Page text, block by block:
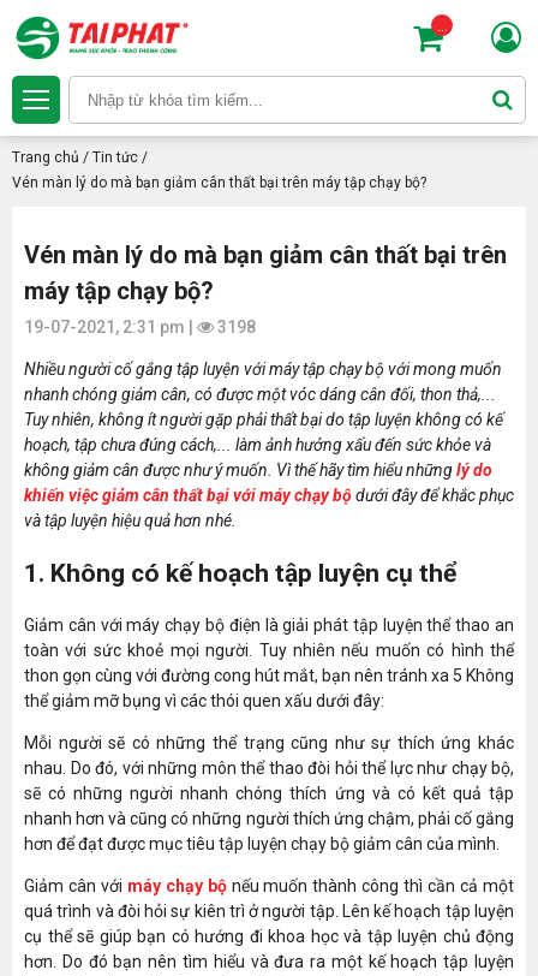
Trang chủ / Tin tức /
Vén màn lý do mà bạn giảm cân thất bại trên máy tập chạy bộ?
Vén màn lý do mà bạn giảm cân thất bại trên
máy tập chạy bộ?
19-07-2021, 2:31 pm | 3198
Nhiều người cố gắng tập luyện với máy tập chạy bộ với mong muốn
nhanh chóng giảm cân, có được một vóc dáng cân đối, thon thả,...
Tuy nhiên, không ít người gặp phải thất bại do tập luyện không có kế
hoạch, tập chưa đúng cách,... làm ảnh hưởng xấu đến sức khỏe và
không giảm cân được như ý muốn. Vì thế hãy tìm hiểu nhữnglý do
khiến việc giảm cân thất bại với máy chạy bộdưới đây để khắc phục
và tập luyện hiệu quả hơn nhé.
1. Không có kế hoạch tập luyện cụ thể
Giảm cân với máy chạy bộ điện là giải phát tập luyện thể thao an
toàn với sức khoẻ mọi người. Tuy nhiên nếu muốn có hình thể
thon gọn cùng với đường cong hút mắt, bạn nên tránh xa 5 Không
thể giảm mỡ bụng vì các thói quen xấu dưới đây:
Mỗi người sẽ có những thể trạng cũng như sự thích ứng khác
nhau. Do đó, với những môn thể thao đòi hỏi thể lực như chạy bộ,
sẽ có những người nhanh chóng thích ứng và có kết quả tập
nhanh hơn và cũng có những người thích ứng chậm, phải cố gắng
hơn để đạt được mục tiêu tập luyện chạy bộ giảm cân của mình.
Giảm cân với máy chạy bộnếu muốn thành công thì cần cả một
quá trình và đòi hỏi sự kiên trì ở người tập. Lên kế hoạch tập luyện
cụ thể sẽ giúp bạn có hướng đi khoa học và tập luyện chủ động
hơn. Do đó bạn nên tìm hiểu và đưa ra một kế hoạch tập luyện